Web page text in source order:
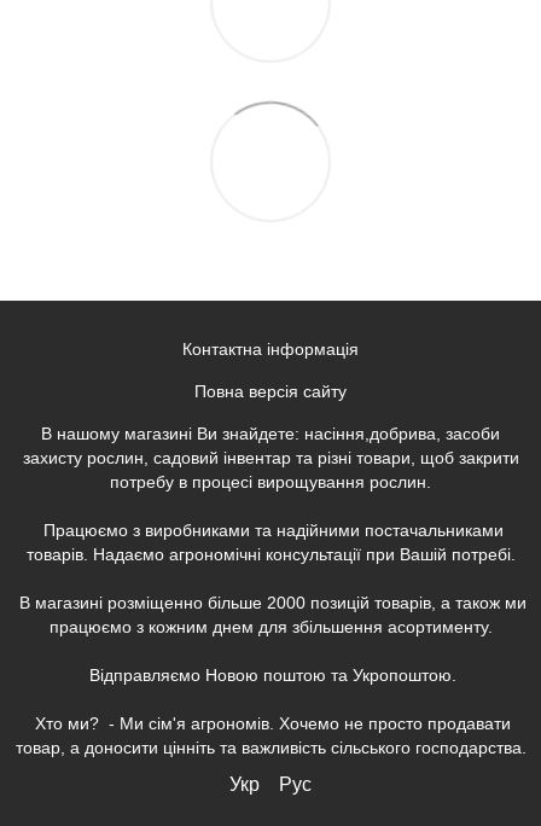
Контактна інформація
Повна версія сайту
В нашому магазині Ви знайдете: насіння,добрива, засоби
захисту рослин, садовий інвентар та різні товари, щоб закрити
потребу в процесі вирощування рослин.
Працюємо з виробниками та надійними постачальниками
товарів. Надаємо агрономічні консультації при Вашій потребі.
В магазині розміщенно більше 2000 позицій товарів, а також ми
працюємо з кожним днем для збільшення асортименту.
Відправляємо Новою поштою та Укропоштою.
Хто ми? - Ми сім'я агрономів. Хочемо не просто продавати
товар, а доносити цінніть та важливість сільського господарства.
Укр Рус